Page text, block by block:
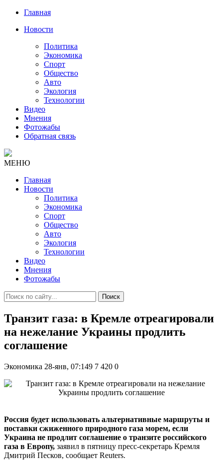
Главная
Новости
Политика
Экономика
Спорт
Общество
Авто
Экология
Технологии
Видео
Мнения
Фотожабы
Обратная связь
МЕНЮ
Главная
Новости
Политика
Экономика
Спорт
Общество
Авто
Экология
Технологии
Видео
Мнения
Фотожабы
Поиск
Транзит газа: в Кремле отреагировали
на нежелание Украины продлить
соглашение
Экономика 28-янв, 07:149 7 420 0
Россия будет использовать альтернативные маршруты и
поставки сжиженного природного газа морем, если
Украина не продлит соглашение о транзите российского
газа в Европу, заявил в пятницу пресс-секретарь Кремля
Дмитрий Песков, сообщает Reuters.